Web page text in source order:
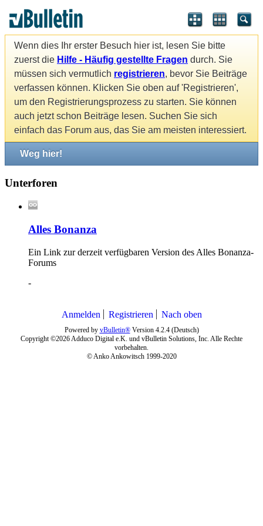
Wenn dies Ihr erster Besuch hier ist, lesen Sie bitte
zuerst die Hilfe - Häufig gestellte Fragen durch. Sie
müssen sich vermutlich registrieren, bevor Sie Beiträge
verfassen können. Klicken Sie oben auf 'Registrieren',
um den Registrierungsprozess zu starten. Sie können
auch jetzt schon Beiträge lesen. Suchen Sie sich
einfach das Forum aus, das Sie am meisten interessiert.
Weg hier!
Unterforen
Alles Bonanza
Ein Link zur derzeit verfügbaren Version des Alles Bonanza-
Forums
-
Anmelden Registrieren Nach oben
Powered by vBulletin®Version 4.2.4 (Deutsch)
Copyright ©2026 Adduco Digital e.K. und vBulletin Solutions, Inc. Alle Rechte
vorbehalten.
© Anko Ankowitsch 1999-2020